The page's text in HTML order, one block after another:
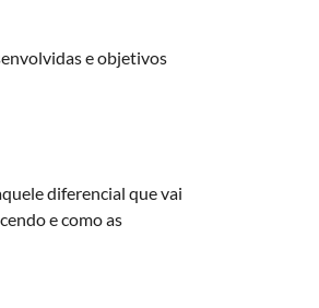
e objetivos
diferencial que vai
e como as